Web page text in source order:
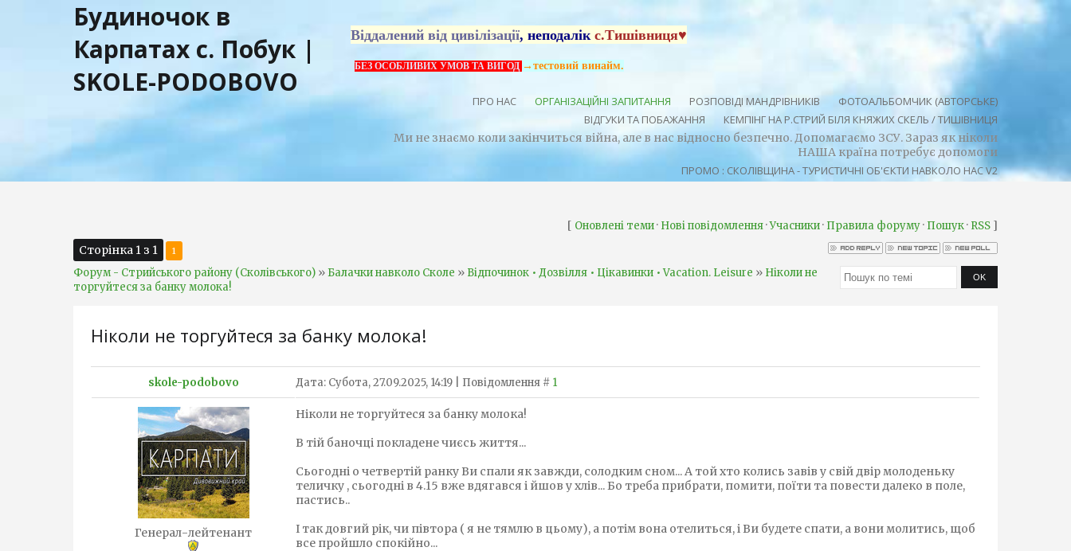
Будиночок в
Карпатах с. Побук |
SKOLE-PODOBOVO
Віддалений від цивілізації, неподалік с.Тишівниця♥
БЕЗ ОСОБЛИВИХ УМОВ ТА ВИГОД →тестовий винайм.
ПРО НАС ОРГАНІЗАЦІЙНІ ЗАПИТАННЯ РОЗПОВІДІ МАНДРІВНИКІВ
ФОТОАЛЬБОМЧИК (АВТОРСЬКЕ)
ВІДГУКИ ТА ПОБАЖАННЯ
КЕМПІНГ НА Р.СТРИЙ БІЛЯ КНЯЖИХ СКЕЛЬ / ТИШІВНИЦЯ
Ми не знаємо коли закінчиться війна, але в нас відносно безпечно. Допомагаємо ЗСУ. Зараз як ніколи
НАША країна потребує допомоги
ПРОМО : СКОЛІВЩИНА - ТУРИСТИЧНІ ОБ'ЄКТИ НАВКОЛО НАС V2
[ Оновлені теми· Нові повідомлення·Учасники· Правила форуму· Пошук· RSS ]
Сторінка 1 з 1 1
Форум - Стрийського району (Сколівського) »Балачки навколо Сколе » Відпочинок • Дозвілля • Цікавинки • Vacation. Leisure » Ніколи не
торгуйтеся за банку молока!
Ніколи не торгуйтеся за банку молока!
skole-podobovo Дата: Субота, 27.09.2025, 14:19 | Повідомлення # 1
Генерал-лейтенант
Ніколи не торгуйтеся за банку молока!
В тій баночці покладене чиєсь життя...
Сьогодні о четвертій ранку Ви спали як завжди, солодким сном... А той хто колись завів у свій двір молоденьку
теличку , сьогодні в 4.15 вже вдягався і йшов у хлів... Бо треба прибрати, помити, поїти та повести далеко в поле,
пастись..
І так довгий рік, чи півтора ( я не тямлю в цьому), а потім вона отелиться, і Ви будете спати, а вони молитись, щоб
все пройшло спокійно...